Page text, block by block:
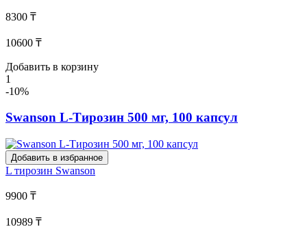
8300 ₸
10600 ₸
Добавить в корзину
1
-10%
Swanson L-Тирозин 500 мг, 100 капсул
Добавить в избранное
L тирозин Swanson
9900 ₸
10989 ₸